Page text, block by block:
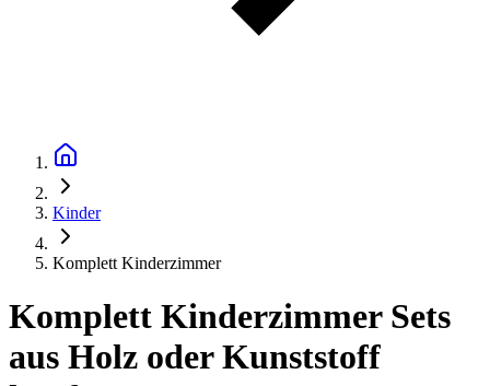
Kinder
Komplett Kinderzimmer
Komplett Kinderzimmer Sets
aus Holz oder Kunststoff